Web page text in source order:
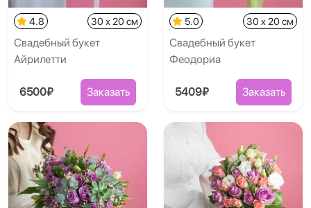
4.8 30 x 20 см
Свадебный букет
Айрилетти
6500₽ Заказать
5.0 30 x 20 см
Свадебный букет
Феодориа
5409₽ Заказать